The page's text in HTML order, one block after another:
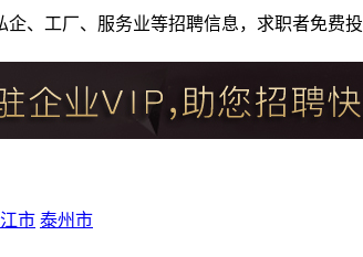
、工厂、服务业等招聘信息，求职者免费
市 泰州市